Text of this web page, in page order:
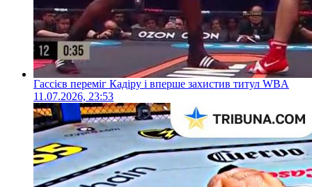
Гассієв переміг Кадіру і вперше захистив титул WBA
11.07.2026, 23:53